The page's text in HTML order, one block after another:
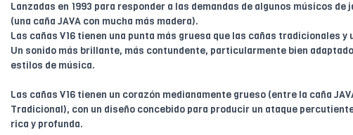
Lanzadas en 1993 para responder a las demandas de algunos músicos
(una caña JAVA con mucha más madera).
Las cañas V16 tienen una punta más gruesa que las cañas tradicionales y
Un sonido más brillante, más contundente, particularmente bien
estilos de música.
Las cañas V16 tienen un corazón medianamente grueso (entre la caña
Tradicional), con un diseño concebido para producir un ataque
rica y profunda.